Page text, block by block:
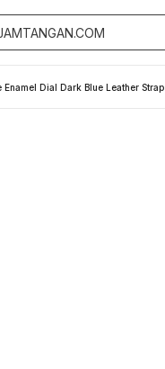
Dial Dark Blue Leather Strap